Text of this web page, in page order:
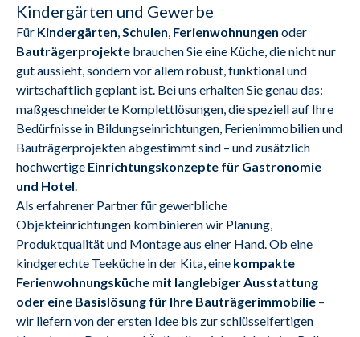
Kindergärten und Gewerbe
Für Kindergärten, Schulen, Ferienwohnungen
Bauträgerprojekte brauchen Sie eine Küche, die nicht nur
gut aussieht, sondern vor allem robust, funktional und
wirtschaftlich geplant ist. Bei uns erhalten Sie genau das:
maßgeschneiderte Komplettlösungen, die speziell auf Ihre
Bedürfnisse in Bildungseinrichtungen, Ferienimmobilien und
Bauträgerprojekten abgestimmt sind – und zusätzlich
hochwertige Einrichtungskonzepte für Gastronomie
und Hotel.
Als erfahrener Partner für gewerbliche
Objekteinrichtungen kombinieren wir Planung,
Produktqualität und Montage aus einer Hand. Ob eine
kindgerechte Teeküche in der Kita, eine kompak­te
Ferienwohnungsküche mit langlebiger Ausstattung
oder eine Basis­lösung für Ihre Bauträgerimmobilie –
wir liefern von der ersten Idee bis zur schlüsselfertigen